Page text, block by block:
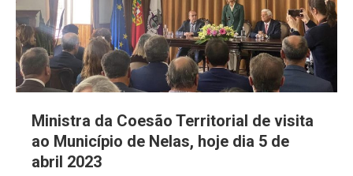
Ministra da Coesão Territorial de visita
ao Município de Nelas, hoje dia 5 de
abril 2023